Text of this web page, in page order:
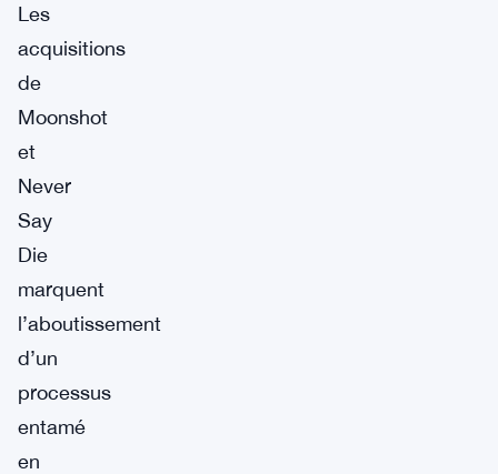
Les
acquisitions
de
Moonshot
et
Never
Say
Die
marquent
l’aboutissement
d’un
processus
entamé
en